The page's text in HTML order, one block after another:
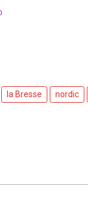
la Bresse nordic